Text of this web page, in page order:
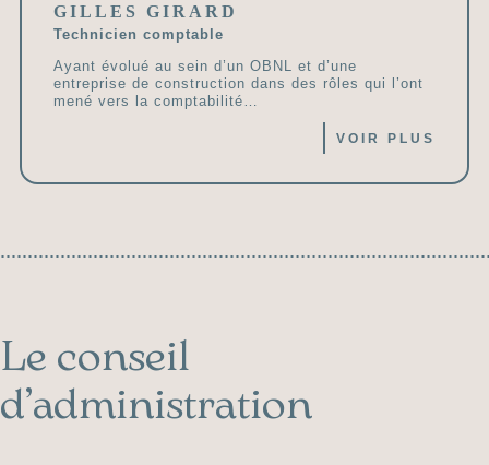
GILLES GIRARD
Technicien comptable
Ayant évolué au sein d’un OBNL et d’une
entreprise de construction dans des rôles qui l’ont
mené vers la comptabilité…
VOIR PLUS
Le conseil
d’administration